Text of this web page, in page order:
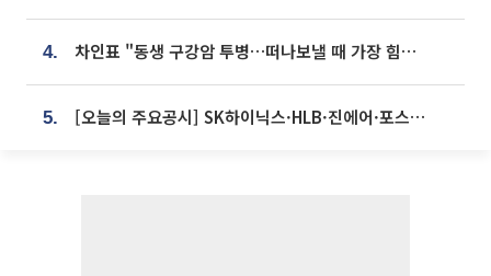
4. 차인표 "동생 구강암 투병…떠나보낼 때 가장 힘들었다”
5. [오늘의 주요공시] SK하이닉스·HLB·진에어·포스코홀딩스·네이버·대우건설 등